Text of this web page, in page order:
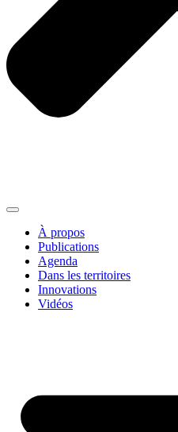
À propos
Publications
Agenda
Dans les territoires
Innovations
Vidéos